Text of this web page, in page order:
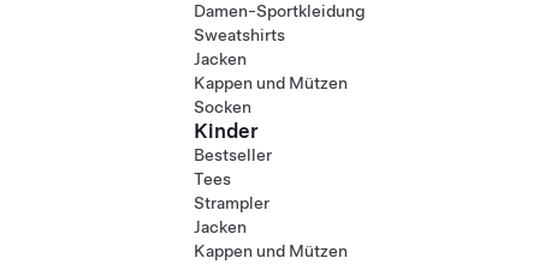
Damen-Sportkleidung
Sweatshirts
Jacken
Kappen und Mützen
Socken
Kinder
Bestseller
Tees
Strampler
Jacken
Kappen und Mützen